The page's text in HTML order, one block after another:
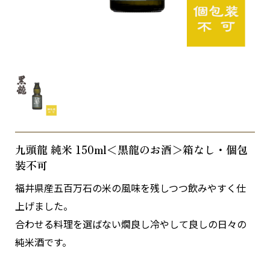
九頭龍 純米 150ml＜黒龍のお酒＞箱なし・個包
装不可
福井県産五百万石の米の風味を残しつつ飲みやすく仕
上げました。
合わせる料理を選ばない燗良し冷やして良しの日々の
純米酒です。